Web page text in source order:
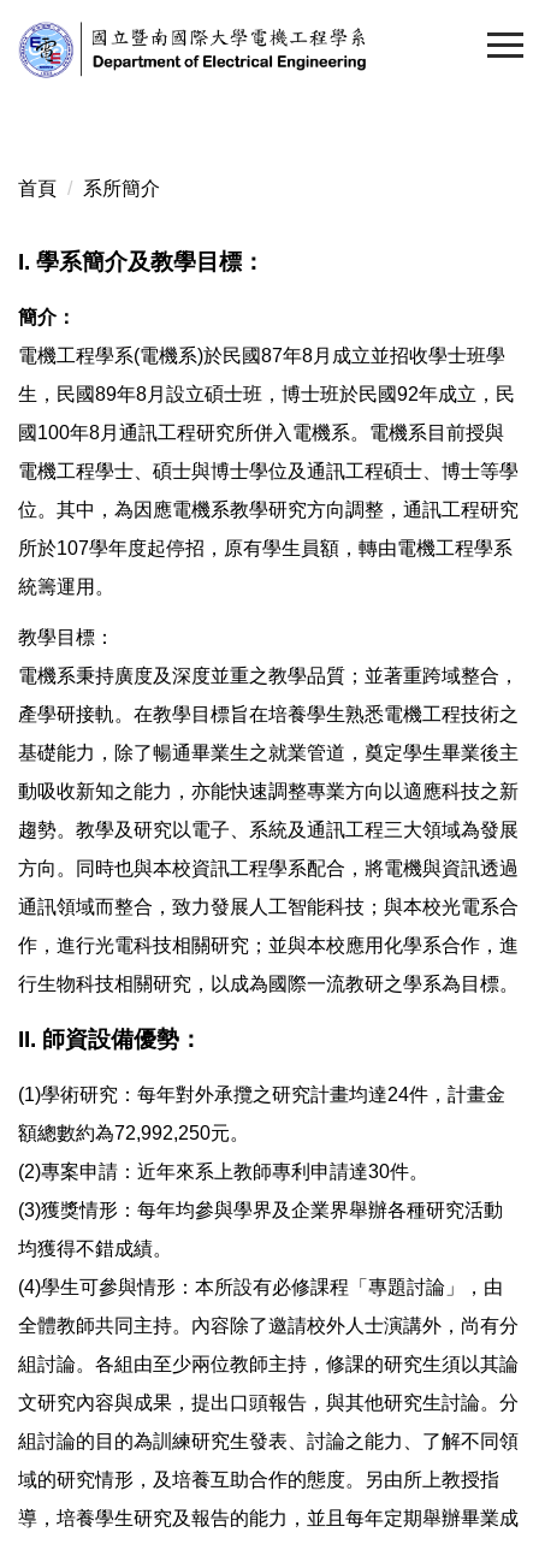
到
主
區
首頁 系所簡介
I. 學系簡介及教學目標：
簡介：
電機工程學系(電機系)於民國87年8月成立並招收學士班學
生，民國89年8月設立碩士班，博士班於民國92年成立，民
國100年8月通訊工程研究所併入電機系。電機系目前授與
電機工程學士、碩士與博士學位及通訊工程碩士、博士等學
位。其中，為因應電機系教學研究方向調整，通訊工程研究
所於107學年度起停招，原有學生員額，轉由電機工程學系
統籌運用。
教學目標：
電機系秉持廣度及深度並重之教學品質；並著重跨域整合，
產學研接軌。在教學目標旨在培養學生熟悉電機工程技術之
基礎能力，除了暢通畢業生之就業管道，奠定學生畢業後主
動吸收新知之能力，亦能快速調整專業方向以適應科技之新
趨勢。教學及研究以電子、系統及通訊工程三大領域為發展
方向。同時也與本校資訊工程學系配合，將電機與資訊透過
通訊領域而整合，致力發展人工智能科技；與本校光電系合
作，進行光電科技相關研究；並與本校應用化學系合作，進
行生物科技相關研究，以成為國際一流教研之學系為目標。
II. 師資設備優勢：
(1)學術研究：每年對外承攬之研究計畫均達24件，計畫金
額總數約為72,992,250元。
(2)專案申請：近年來系上教師專利申請達30件。
(3)獲獎情形：每年均參與學界及企業界舉辦各種研究活動
均獲得不錯成績。
(4)學生可參與情形：本所設有必修課程「專題討論」，由
全體教師共同主持。內容除了邀請校外人士演講外，尚有分
組討論。各組由至少兩位教師主持，修課的研究生須以其論
文研究內容與成果，提出口頭報告，與其他研究生討論。分
組討論的目的為訓練研究生發表、討論之能力、了解不同領
域的研究情形，及培養互助合作的態度。另由所上教授指
導，培養學生研究及報告的能力，並且每年定期舉辦畢業成